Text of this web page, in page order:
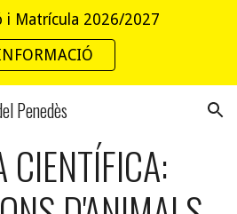
i Matrícula 2026/2027
Penedès
CIENTÍFICA: